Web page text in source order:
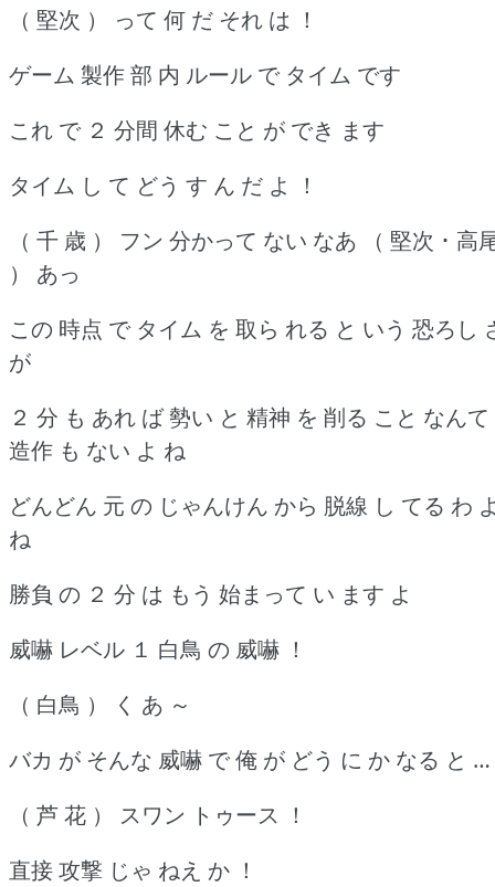
（ 堅次 ） って 何 だ それ は ！
ゲーム 製作 部 内 ルール で タイム です
これ で ２ 分間 休む こと が でき ます
タイム し て どう す ん だ よ ！
（ 千 歳 ） フン 分かって ない なあ （ 堅次 ･ 高
） あっ
この 時点 で タイム を 取ら れる と いう 恐ろし
が
２ 分 も あれ ば 勢い と 精神 を 削る こと なんて
造作 も ない よ ね
どんどん 元 の じゃんけん から 脱線 し てる わ
ね
勝負 の ２ 分 は もう 始まって い ます よ
威嚇 レベル １ 白鳥 の 威嚇 ！
（ 白鳥 ） く あ ～
バカ が そんな 威嚇 で 俺 が どう に か なる と …
（ 芦 花 ） スワン トゥース ！
直接 攻撃 じゃ ねえ か ！